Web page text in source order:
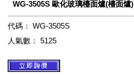
WG-3505S 歐化玻璃檯面爐(檯面爐)
代碼： WG-3505S
人氣數： 5125